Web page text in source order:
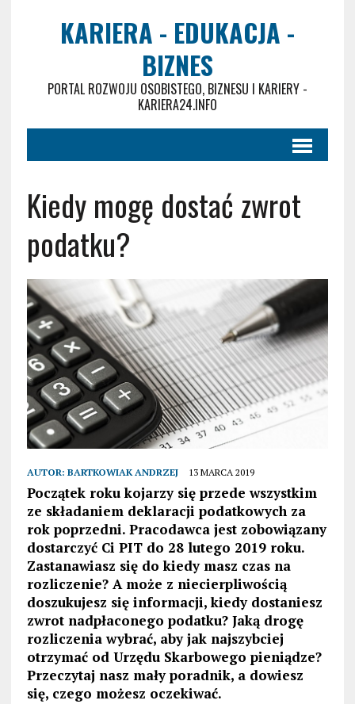
KARIERA - EDUKACJA -
BIZNES
PORTAL ROZWOJU OSOBISTEGO, BIZNESU I KARIERY -
KARIERA24.INFO
Kiedy mogę dostać zwrot
podatku?
AUTOR: BARTKOWIAK ANDRZEJ 13 MARCA 2019
Początek roku kojarzy się przede wszystkim
ze składaniem deklaracji podatkowych za
rok poprzedni. Pracodawca jest zobowiązany
dostarczyć Ci PIT do 28 lutego 2019 roku.
Zastanawiasz się do kiedy masz czas na
rozliczenie? A może z niecierpliwością
doszukujesz się informacji, kiedy dostaniesz
zwrot nadpłaconego podatku? Jaką drogę
rozliczenia wybrać, aby jak najszybciej
otrzymać od Urzędu Skarbowego pieniądze?
Przeczytaj nasz mały poradnik, a dowiesz
się, czego możesz oczekiwać.